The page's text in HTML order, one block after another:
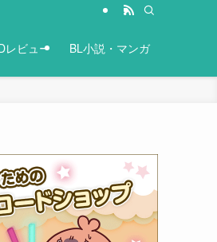
レビュー BL小説・マンガ